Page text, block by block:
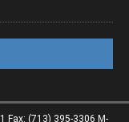
Fax: (713) 395-3306 M-